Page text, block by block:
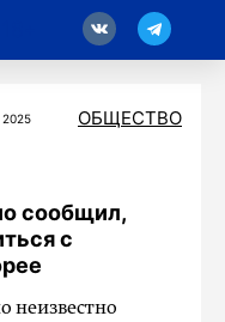
ОБЩЕСТВО
сообщил,
с
неизвестно